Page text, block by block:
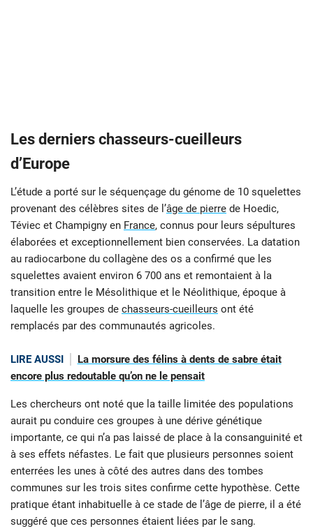
Les derniers chasseurs-cueilleurs
d’Europe
L’étude a porté sur le séquençage du génome de 10 squelettes
provenant des célèbres sites de l’âge de pierre de Hoedic,
Téviec et Champigny en France, connus pour leurs sépultures
élaborées et exceptionnellement bien conservées. La datation
au radiocarbone du collagène des os a confirmé que les
squelettes avaient environ 6 700 ans et remontaient à la
transition entre le Mésolithique et le Néolithique, époque à
laquelle les groupes de chasseurs-cueilleurs ont été
remplacés par des communautés agricoles.
LIRE AUSSI
La morsure des félins à dents de sabre était
encore plus redoutable qu’on ne le pensait
Les chercheurs ont noté que la taille limitée des populations
aurait pu conduire ces groupes à une dérive génétique
importante, ce qui n’a pas laissé de place à la consanguinité et
à ses effets néfastes. Le fait que plusieurs personnes soient
enterrées les unes à côté des autres dans des tombes
communes sur les trois sites confirme cette hypothèse. Cette
pratique étant inhabituelle à ce stade de l’âge de pierre, il a été
suggéré que ces personnes étaient liées par le sang.